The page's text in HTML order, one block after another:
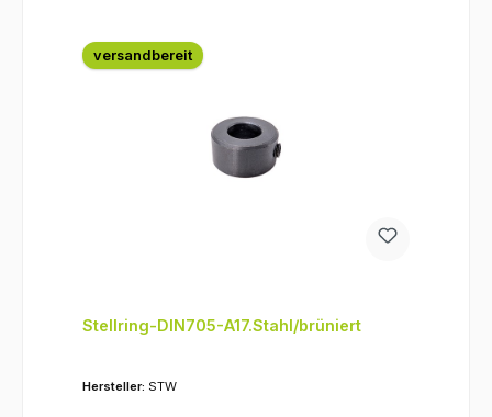
versandbereit
Stellring-DIN705-A17.Stahl/brüniert
Hersteller: STW